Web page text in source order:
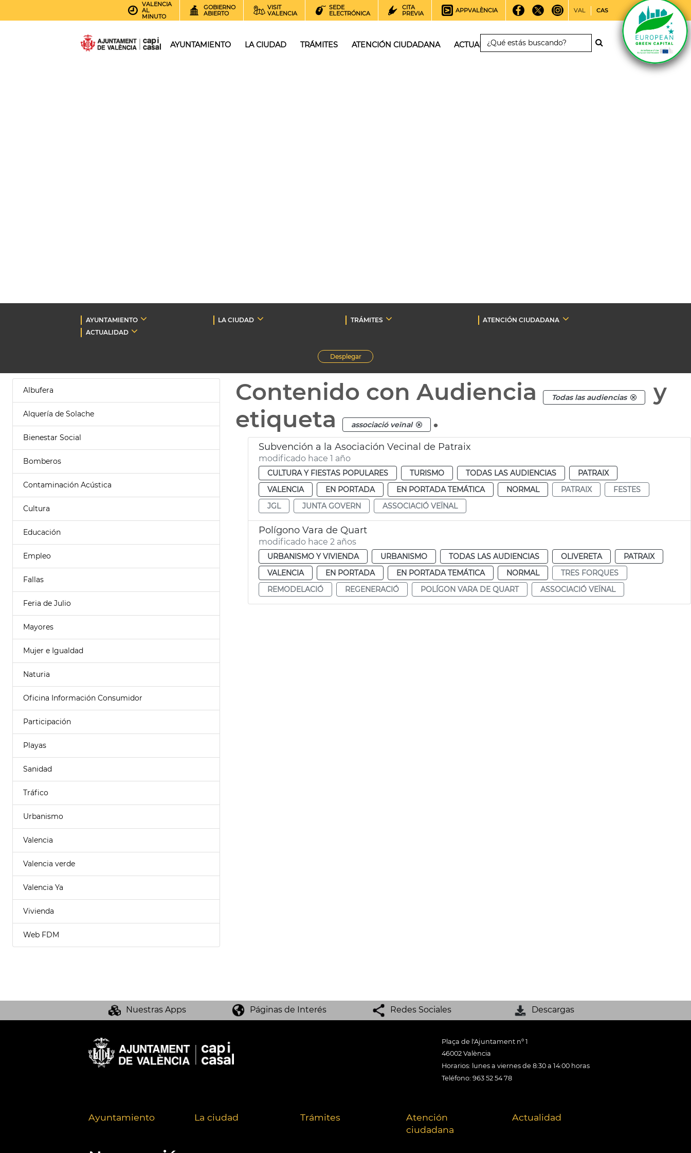
VALENCIA
AL
MINUTO
GOBIERNO
ABIERTO
VISIT
VALENCIA
SEDE
ELECTRÓNICA
CITA
PREVIA
APPVALÈNCIA VAL CAS
AYUNTAMIENTO LA CIUDAD TRÁMITES ATENCIÓN CIUDADANA ACTUALIDAD
AYUNTAMIENTO LA CIUDAD TRÁMITES
ATENCIÓN CIUDADANA
ACTUALIDAD
Desplegar
Albufera
Alquería de Solache
Bienestar Social
Bomberos
Contaminación Acústica
Cultura
Educación
Empleo
Fallas
Feria de Julio
Mayores
Mujer e Igualdad
Naturia
Oficina Información Consumidor
Participación
Playas
Sanidad
Tráfico
Urbanismo
Valencia
Valencia verde
Valencia Ya
Vivienda
Web FDM
Contenido con Audiencia Todas las audiencias
y
etiqueta
associació veïnal .
Subvención a la Asociación Vecinal de Patraix
modificado hace 1 año
CULTURA Y FIESTAS POPULARES TURISMO TODAS LAS AUDIENCIAS
PATRAIX
VALENCIA
EN PORTADA EN PORTADA TEMÁTICA NORMAL PATRAIX
FESTES
JGL
JUNTA GOVERN ASSOCIACIÓ VEÏNAL
Polígono Vara de Quart
modificado hace 2 años
URBANISMO Y VIVIENDA URBANISMO TODAS LAS AUDIENCIAS OLIVERETA
PATRAIX
VALENCIA
EN PORTADA EN PORTADA TEMÁTICA NORMAL
TRES FORQUES
REMODELACIÓ
REGENERACIÓ POLÍGON VARA DE QUART ASSOCIACIÓ VEÏNAL
Nuestras Apps Páginas de Interés Redes Sociales Descargas
Plaça de l'Ajuntament nº 1
46002 València
Horarios: lunes a viernes de 8:30 a 14:00 horas
Teléfono: 963 52 54 78
Ayuntamiento La ciudad Trámites
Atención
ciudadana
Actualidad